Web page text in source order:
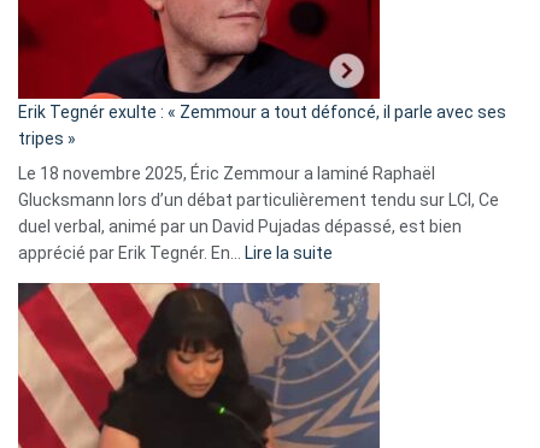
«
C’est
fake
news
»
Erik Tegnér exulte : « Zemmour a tout défoncé, il parle avec ses
tripes »
Le 18 novembre 2025, Éric Zemmour a laminé Raphaël
Glucksmann lors d’un débat particulièrement tendu sur LCI, Ce
duel verbal, animé par un David Pujadas dépassé, est bien
apprécié par Erik Tegnér. En… Lire la suite
Tegnér
exulte
« Zemmour
a
tout